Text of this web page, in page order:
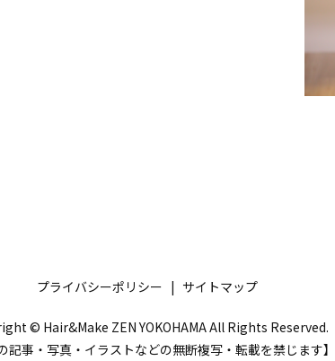
プライバシーポリシー サイトマップ
© Hair&Make ZEN YOKOHAMA All Rights Reserved.
記事・写真・イラストなどの無断複写・転載を禁じます】